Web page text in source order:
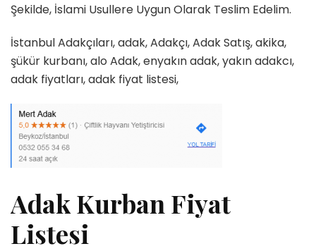
Şekilde, İslami Usullere Uygun Olarak Teslim Edelim.
İstanbul Adakçıları, adak, Adakçı, Adak Satış, akika,
şükür kurbanı, alo Adak, enyakın adak, yakın adakcı,
adak fiyatları, adak fiyat listesi,
Adak Kurban Fiyat
Listesi